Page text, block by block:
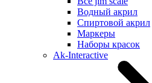
Водный акрил
Спиртовой акрил
Маркеры
Наборы красок
Ak-Interactive